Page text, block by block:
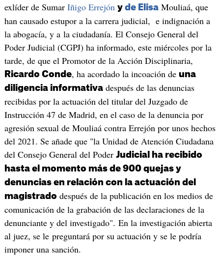
exlíder de Sumar Iñigo Errejón y de ElisaMouliaá, que
han causado estupor a la carrera judicial, e indignación a
la abogacía, y a la ciudadanía. El Consejo General del
Poder Judicial (CGPJ) ha informado, este miércoles por la
tarde, de que el Promotor de la Acción Disciplinaria,
Ricardo Conde, ha acordado la incoación de una
diligencia informativadespués de las denuncias
recibidas por la actuación del titular del Juzgado de
Instrucción 47 de Madrid, en el caso de la denuncia por
agresión sexual de Mouliaá contra Errejón por unos hechos
del 2021. Se añade que "la Unidad de Atención Ciudadana
del Consejo General del Poder Judicial ha recibido
hasta el momento más de 900 quejas y
denuncias en relación con la actuación del
magistrado después de la publicación en los medios de
comunicación de la grabación de las declaraciones de la
denunciante y del investigado". En la investigación abierta
al juez, se le preguntará por su actuación y se le podría
imponer una sanción.